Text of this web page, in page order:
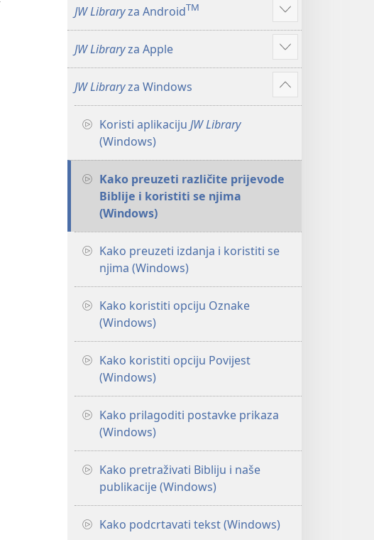
JW Libraryza AndroidTM
Prikaži
više
JW Libraryza Apple
Prikaži
više
JW Libraryza Windows
Prikaži
više
Koristi aplikaciju JW Library
(Windows)
Kako preuzeti različite prijevode
Biblije i koristiti se njima
(Windows)
Kako preuzeti izdanja i koristiti se
njima (Windows)
Kako koristiti opciju Oznake
(Windows)
Kako koristiti opciju Povijest
(Windows)
Kako prilagoditi postavke prikaza
(Windows)
Kako pretraživati Bibliju i naše
publikacije (Windows)
Kako podcrtavati tekst (Windows)